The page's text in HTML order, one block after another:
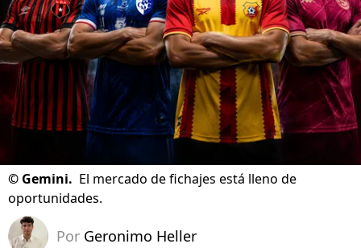
© Gemini. El mercado de fichajes está lleno de
oportunidades.
Por Geronimo Heller